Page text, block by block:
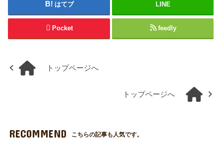
はてブ LINE
Pocket feedly
トップページへ
トップページへ
RECOMMEND こちらの記事も人気です。